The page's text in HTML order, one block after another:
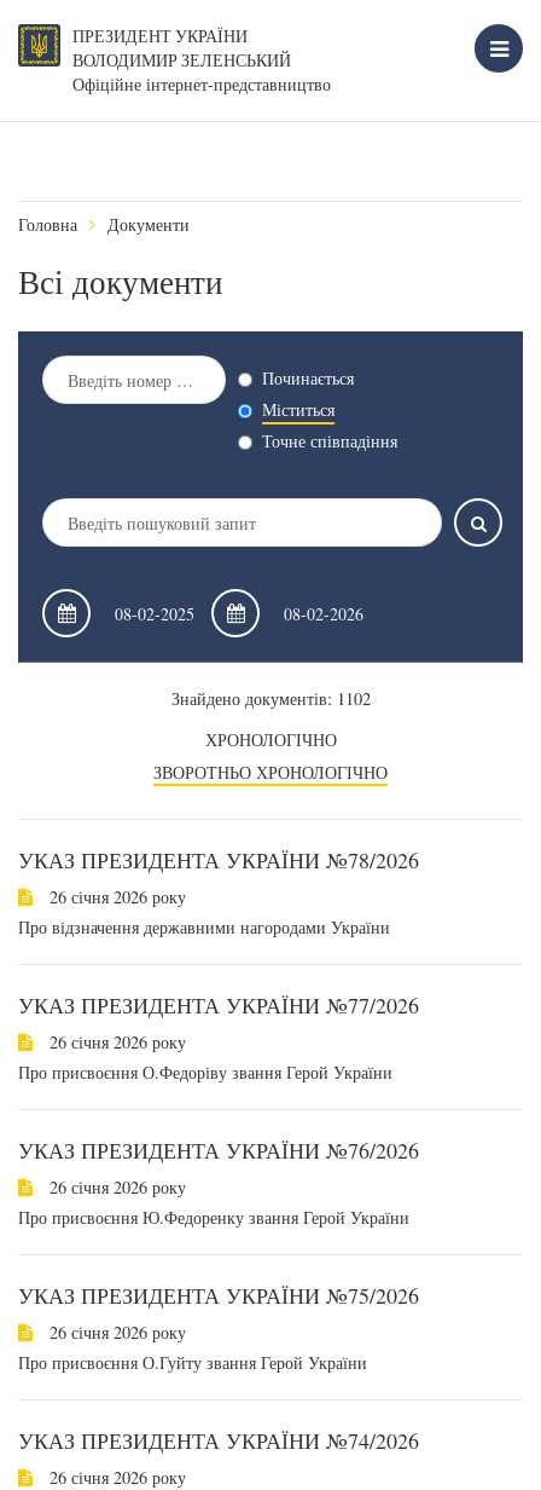
ПРЕЗИДЕНТ УКРАЇНИ
ВОЛОДИМИР ЗЕЛЕНСЬКИЙ
Офіційне інтернет-представництво
Головна Документи
Всі документи
Починається
Міститься
Точне співпадіння
Знайдено документів: 1102
ХРОНОЛОГІЧНО
ЗВОРОТНЬО ХРОНОЛОГІЧНО
УКАЗ ПРЕЗИДЕНТА УКРАЇНИ №78/2026
26 січня 2026 року
Про відзначення державними нагородами України
УКАЗ ПРЕЗИДЕНТА УКРАЇНИ №77/2026
26 січня 2026 року
Про присвоєння О.Федоріву звання Герой України
УКАЗ ПРЕЗИДЕНТА УКРАЇНИ №76/2026
26 січня 2026 року
Про присвоєння Ю.Федоренку звання Герой України
УКАЗ ПРЕЗИДЕНТА УКРАЇНИ №75/2026
26 січня 2026 року
Про присвоєння О.Гуйту звання Герой України
УКАЗ ПРЕЗИДЕНТА УКРАЇНИ №74/2026
26 січня 2026 року